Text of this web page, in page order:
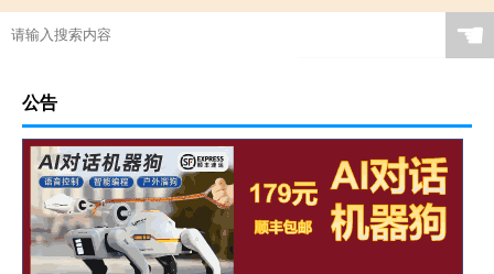
☚
公告